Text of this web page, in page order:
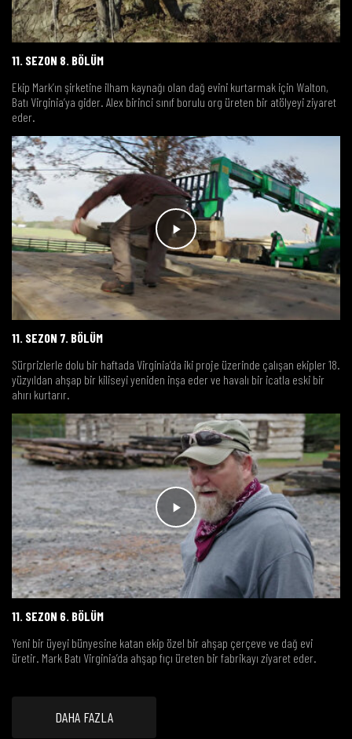
11. SEZON 8. BÖLÜM
Ekip Mark’ın şirketine ilham kaynağı olan dağ evini kurtarmak için Walton,
Batı Virginia’ya gider. Alex birinci sınıf borulu org üreten bir atölyeyi ziyaret
eder.
11. SEZON 7. BÖLÜM
Sürprizlerle dolu bir haftada Virginia’da iki proje üzerinde çalışan ekipler 18.
yüzyıldan ahşap bir kiliseyi yeniden inşa eder ve havalı bir icatla eski bir
ahırı kurtarır.
11. SEZON 6. BÖLÜM
Yeni bir üyeyi bünyesine katan ekip özel bir ahşap çerçeve ve dağ evi
üretir. Mark Batı Virginia’da ahşap fıçı üreten bir fabrikayı ziyaret eder.
DAHA FAZLA